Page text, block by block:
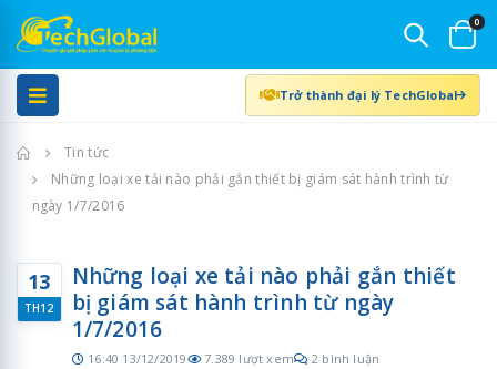
0
Trở thành đại lý TechGlobal
Trang chủ
Tin tức
Những loại xe tải nào phải gắn thiết bị giám sát hành trình từ
ngày 1/7/2016
13
TH12
Những loại xe tải nào phải gắn thiết
bị giám sát hành trình từ ngày
1/7/2016
16:40 13/12/2019 7.389 lượt xem 2 bình luận